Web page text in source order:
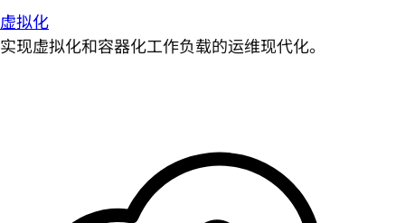
虚拟化
实现虚拟化和容器化工作负载的运维现代化。